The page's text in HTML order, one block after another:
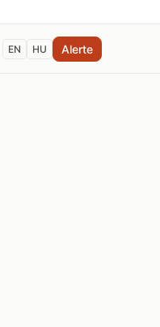
EN HU Alerte